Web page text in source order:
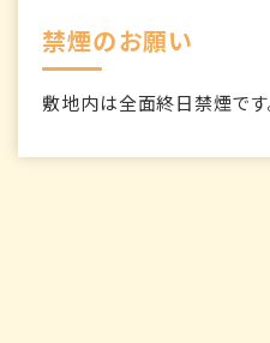
禁煙のお願い
敷地内は全面終日禁煙です